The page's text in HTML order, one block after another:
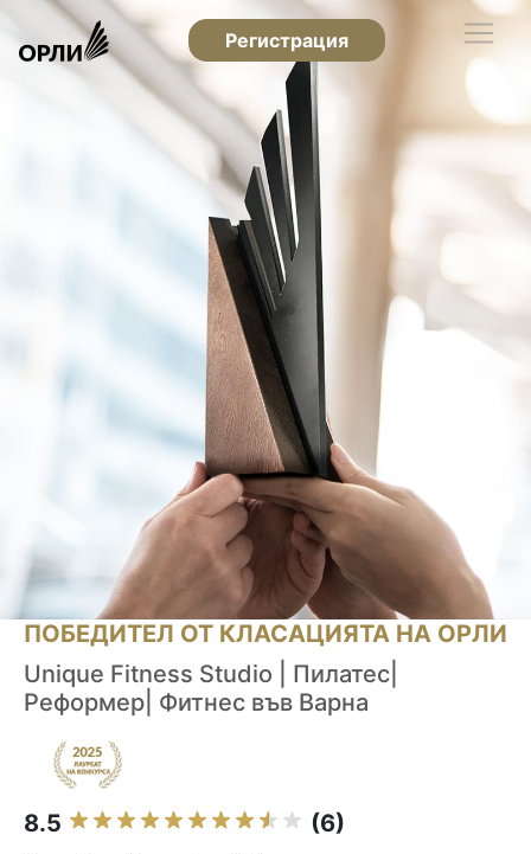
Регистрация
ПОБЕДИТЕЛ ОТ КЛАСАЦИЯТА НА ОРЛИ
Unique Fitness Studio | Пилатес|
Реформер| Фитнес във Варна
8.5 (6)